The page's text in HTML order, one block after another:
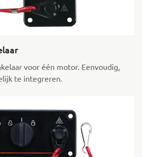
voor één motor. Eenvoudig,
te integreren.